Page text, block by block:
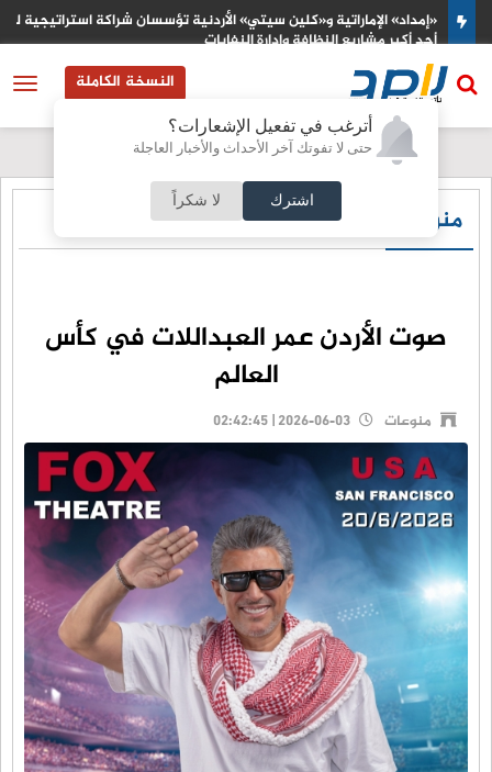
أترغب في تفعيل الإشعارات؟
حتى لا تفوتك آخر الأحداث والأخبار العاجلة
اشترك لا شكراً
«إمداد» الإماراتية و«كلين سيتي» الأردنية تؤسسان شراكة استراتيجية
أحد أكبر مشاريع النظافة وإدارة النفايات
النسخة الكاملة
منوعات
صوت الأردن عمر العبداللات في كأس
العالم
منوعات